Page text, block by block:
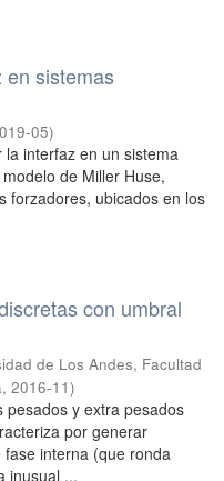
en sistemas
05)
interfaz en un sistema
de Miller Huse,
forzadores, ubicados en los
con umbral
de Los Andes, Facultad
, 2016-11)
y extra pesados
por generar
interna (que ronda
inusual ...